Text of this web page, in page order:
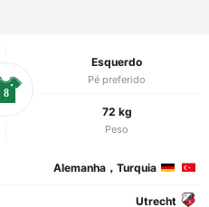
Esquerdo
Pé preferido
72 kg
Peso
8
Alemanha，Turquia
Utrecht